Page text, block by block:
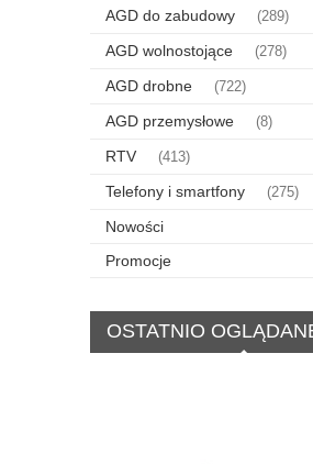
AGD do zabudowy (289)
AGD wolnostojące (278)
AGD drobne (722)
AGD przemysłowe (8)
RTV (413)
Telefony i smartfony (275)
Nowości
Promocje
OSTATNIO